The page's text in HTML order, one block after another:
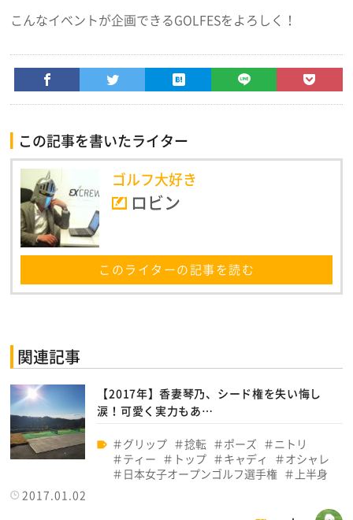
こんなイベントが企画できるGOLFESをよろしく！
この記事を書いたライター
ゴルフ大好き
ロビン
このライターの記事を読む
関連記事
【2017年】香妻琴乃、シード権を失い悔し
涙！可愛く実力もあ…
グリップ 捻転 ポーズ
ニトリ
ティー
トップ キャディ
オシャレ
日本女子オープンゴルフ選手権
上半身
2017.01.02